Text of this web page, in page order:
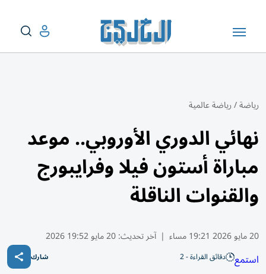
رياضة/رياضة عالمية
نهائي الدوري الأوروبي.. موعد
مباراة أستون فيلا وفرايبورج
والقنوات الناقلة
20 مايو 2026 19:21 مساء | آخر تحديث:20 مايو 19:52 2026
استمع دقائق القراءة - 2 شارك